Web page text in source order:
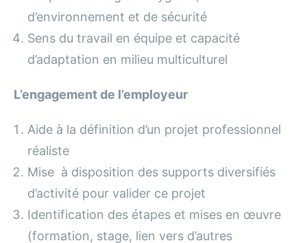
d’environnement et de sécurité
Sens du travail en équipe et capacité
d’adaptation en milieu multiculturel
L’engagement de l’employeur
Aide à la définition d’un projet professionnel
réaliste
Mise à disposition des supports diversifiés
d’activité pour valider ce projet
Identification des étapes et mises en œuvre
(formation, stage, lien vers d’autres